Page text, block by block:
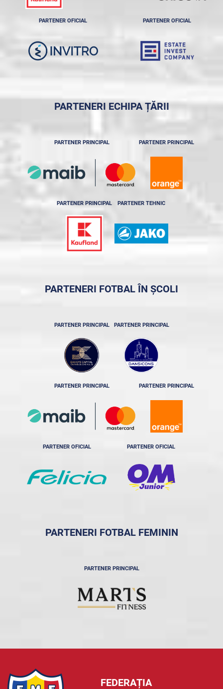
PARTENER OFICIAL PARTENER OFICIAL
PARTENERI ECHIPA ȚĂRII
PARTENER PRINCIPAL PARTENER PRINCIPAL
PARTENER PRINCIPAL PARTENER TEHNIC
PARTENERI FOTBAL ÎN ȘCOLI
PARTENER PRINCIPAL PARTENER PRINCIPAL
PARTENER PRINCIPAL PARTENER PRINCIPAL
PARTENER OFICIAL PARTENER OFICIAL
PARTENERI FOTBAL FEMININ
PARTENER PRINCIPAL
FEDERAȚIA